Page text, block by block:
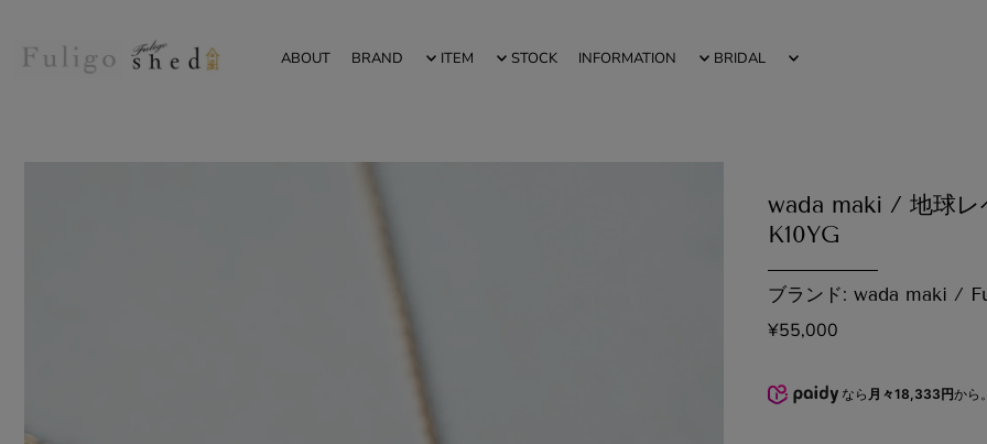
ABOUT BRAND ITEM STOCK INFORMATION BRIDAL
wada maki / 地球
K10YG
ブランド: wada maki /
¥55,000
なら 月々18,333円から